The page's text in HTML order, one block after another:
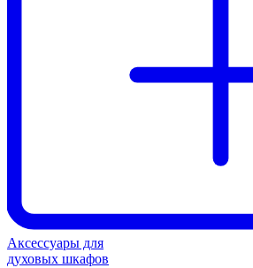
Аксессуары для
духовых шкафов